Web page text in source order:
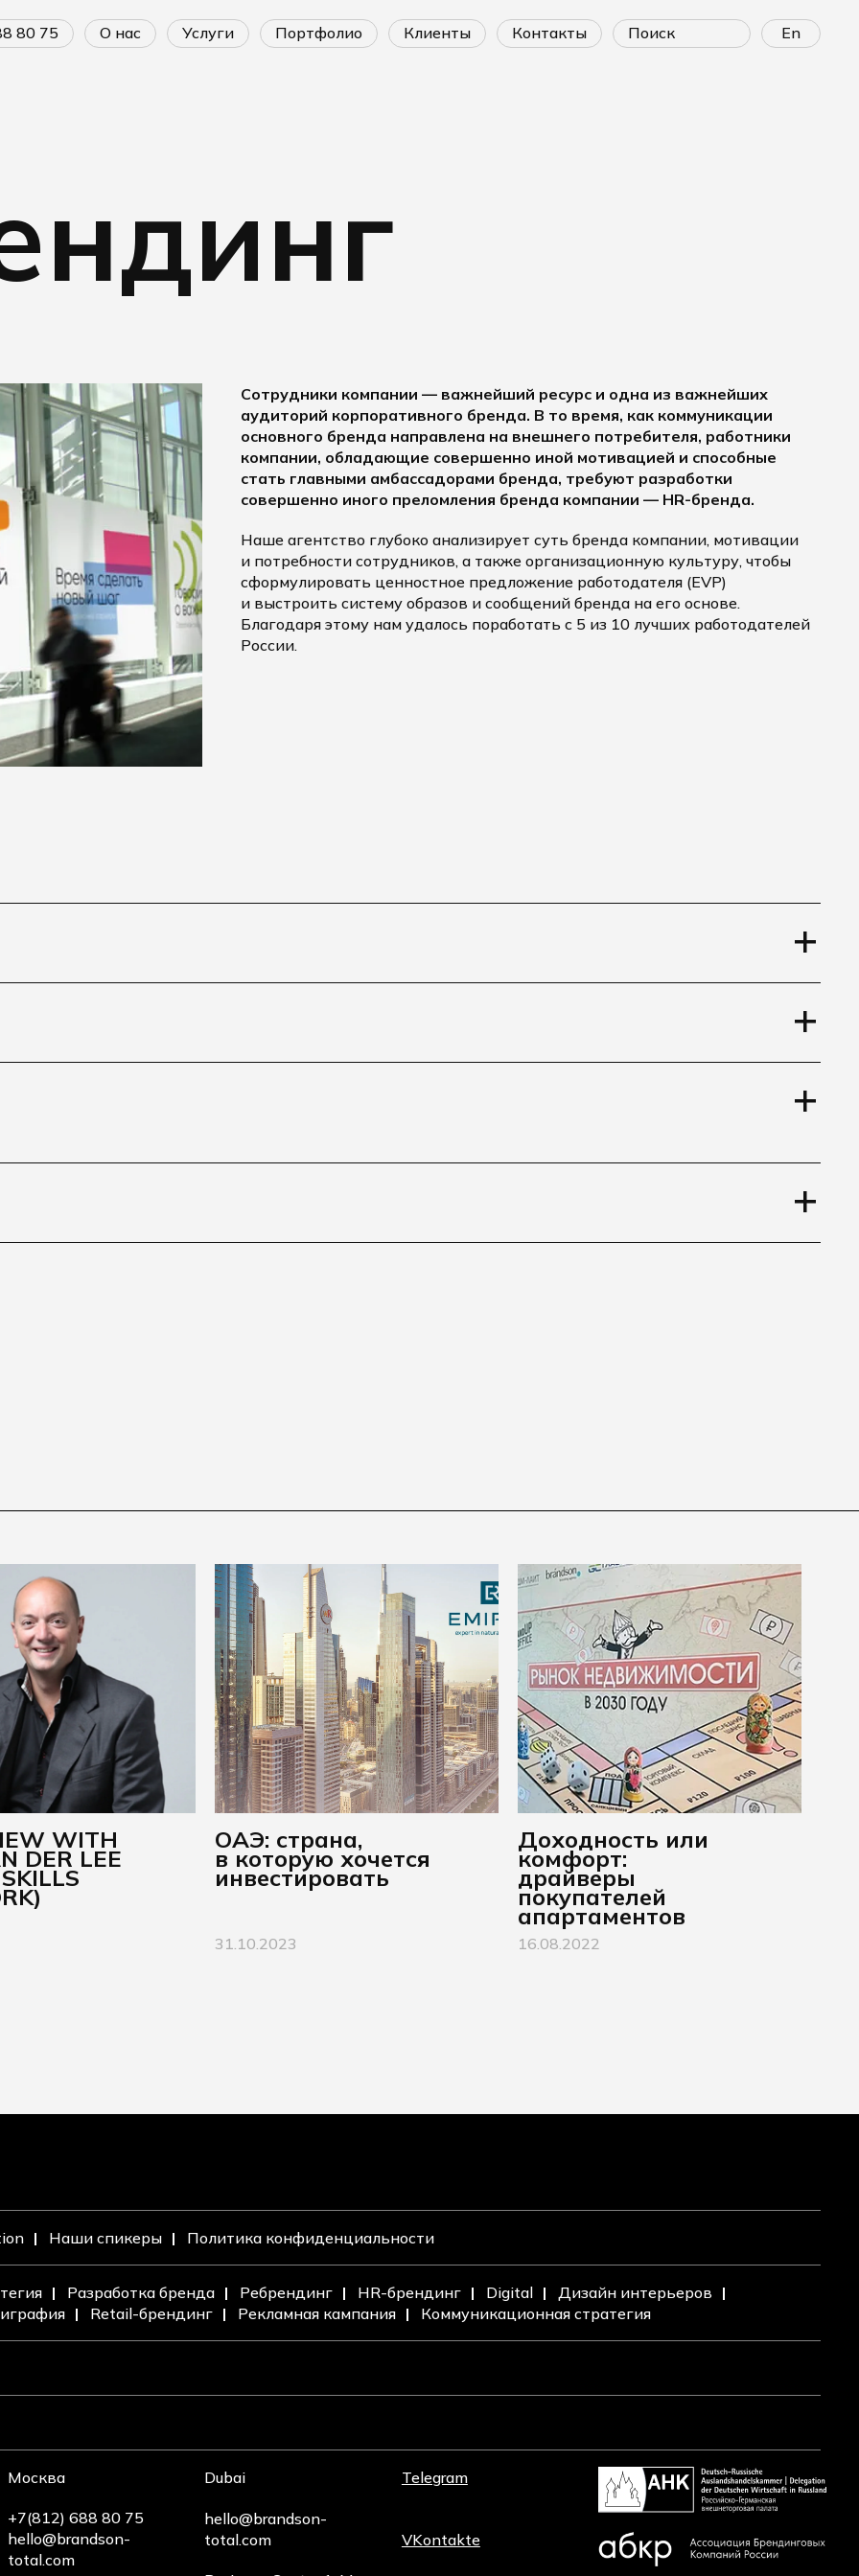
80 75 о нас услуги портфолио клиенты контакты En
Сотрудники компании — важнейший ресурс и одна из важнейших
аудиторий корпоративного бренда. В то время, как коммуникации
основного бренда направлена на внешнего потребителя, работники
компании, обладающие совершенно иной мотивацией и способные
стать главными амбассадорами бренда, требуют разработки
совершенно иного преломления бренда компании — HR-бренда.
Наше агентство глубоко анализирует суть бренда компании, мотивации
и потребности сотрудников, а также организационную культуру, чтобы
сформулировать ценностное предложение работодателя (EVP)
и выстроить систему образов и сообщений бренда на его основе.
Благодаря этому нам удалось поработать с 5 из 10 лучших работодателей
России.
WITH
DER LEE
ОАЭ: страна,
в которую хочется
инвестировать
31.10.2023
Доходность или
комфорт:
драйверы
покупателей
апартаментов
16.08.2022
Наши спикеры Политика конфиденциальности
Разработка бренда Ребрендинг HR-брендинг Digital
Дизайн интерьеров
Retail-брендинг Рекламная кампания Коммуникационная стратегия
Москва
+7(812) 688 80 75
hello@brandson-
total.com
Dubai
hello@brandson-
total.com
Telegram
VKontakte